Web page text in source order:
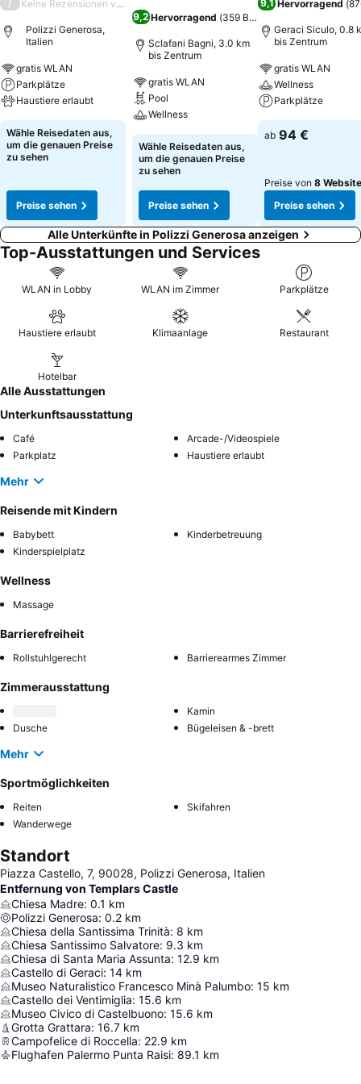
/ Keine Rezensionen verfügbar
Polizzi Generosa,
Italien
gratis WLAN
Parkplätze
Haustiere erlaubt
Wähle Reisedaten aus,
um die genauen Preise
zu sehen
Preise sehen
9,2Hervorragend (359 Bewertungen
Sclafani Bagni, 3.0 km
bis Zentrum
gratis WLAN
Pool
Wellness
Wähle Reisedaten aus,
um die genauen Preise
zu sehen
Preise sehen
9,1 Hervorragend (
Geraci Siculo, 0.8
bis Zentrum
gratis WLAN
Wellness
Parkplätze
ab 94 €
Preise von 8
Preise sehen
Alle Unterkünfte in Polizzi Generosa anzeigen
Top-Ausstattungen und Services
WLAN in Lobby WLAN im Zimmer Parkplätze
Haustiere erlaubt Klimaanlage Restaurant
Hotelbar
Alle Ausstattungen
Unterkunftsausstattung
Café
Arcade-/Videospiele
Parkplatz
Haustiere erlaubt
Mehr
Reisende mit Kindern
Babybett
Kinderbetreuung
Kinderspielplatz
Wellness
Massage
Barrierefreiheit
Rollstuhlgerecht Barrierearmes Zimmer
Zimmerausstattung
Kamin
Dusche
Bügeleisen & -brett
Mehr
Sportmöglichkeiten
Reiten
Skifahren
Wanderwege
Standort
Piazza Castello, 7, 90028, Polizzi Generosa, Italien
Entfernung von Templars Castle
Chiesa Madre: 0.1 km
Polizzi Generosa: 0.2 km
Chiesa della Santissima Trinità: 8 km
Chiesa Santissimo Salvatore: 9.3 km
Chiesa di Santa Maria Assunta: 12.9 km
Castello di Geraci: 14 km
Museo Naturalistico Francesco Minà Palumbo: 15 km
Castello dei Ventimiglia: 15.6 km
Museo Civico di Castelbuono: 15.6 km
Grotta Grattara: 16.7 km
Campofelice di Roccella: 22.9 km
Flughafen Palermo Punta Raisi: 89.1 km